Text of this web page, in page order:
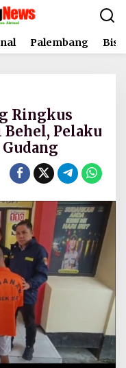
Palembang
Ringkus
Behel, Pelaku